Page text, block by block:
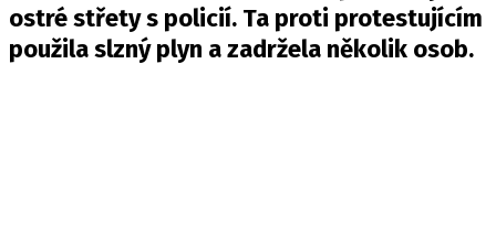
ostré střety s policií. Ta proti protestujícím
použila slzný plyn a zadržela několik osob.